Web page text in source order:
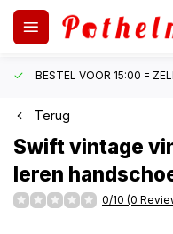
BESTEL VOOR 15:00 =
Terug
Swiftvintage
leren
0/10 (0